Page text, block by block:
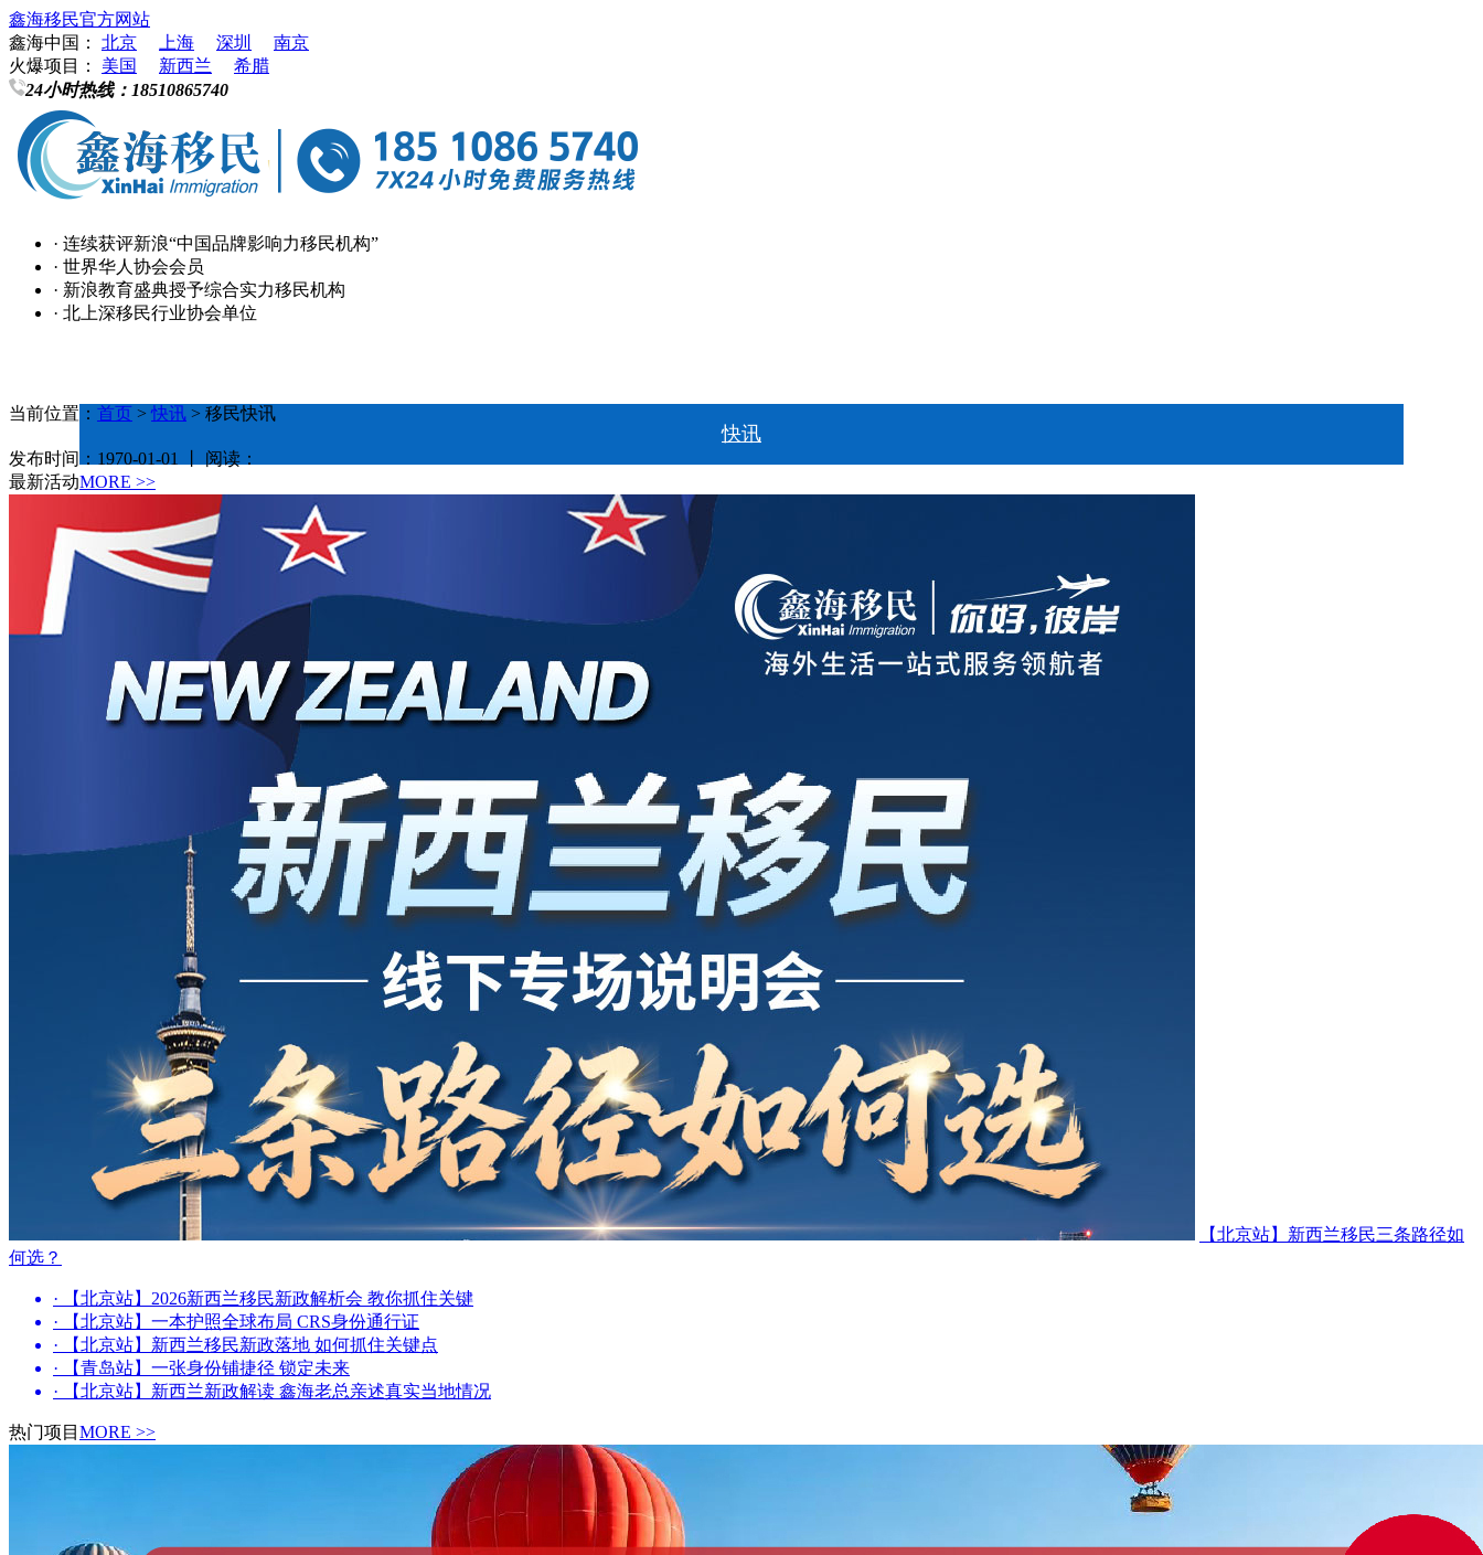
鑫海移民官方网站
鑫海中国：
北京 上海 深圳
南京
火爆项目：
美国 新西兰
希腊
24小时热线： 18510865740
· 连续获评新浪“中国品牌影响力移民机构”
· 世界华人协会会员
· 新浪教育盛典授予综合实力移民机构
· 北上深移民行业协会单位
快讯
项目
新西兰
美国
澳洲
加拿大
亚洲
海房
开户
安家
案例
鑫海
当前位置： 首页 >快讯 > 移民快讯
发布时间：1970-01-01 丨 阅读：
最新活动MORE >>
【北京站】新西兰移民三条路径如
何选？
· 【北京站】2026新西兰移民新政解析会 教你抓住关键
· 【北京站】一本护照全球布局 CRS身份通行证
· 【北京站】新西兰移民新政落地 如何抓住关键点
· 【青岛站】一张身份铺捷径 锁定未来
· 【北京站】新西兰新政解读 鑫海老总亲述真实当地情况
热门项目 MORE >>